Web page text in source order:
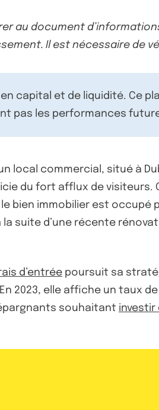
au document
Il est nécessaire
capital et de liquidité. Ce
pas les performances
local commercial, situé à
du fort afflux de
bien immobilier est
suite d’une récente
d’entrée poursuit sa
2023, elle affiche un taux
épargnants souhaitant investir